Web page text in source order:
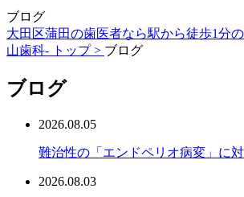
ブログ
大田区蒲田の歯医者なら駅から徒歩1分
山歯科- トップ > ブログ
ブログ
2026.08.05
難治性の「エンドペリオ病変」に
2026.08.03